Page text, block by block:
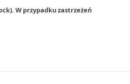
W przypadku zastrzeżeń